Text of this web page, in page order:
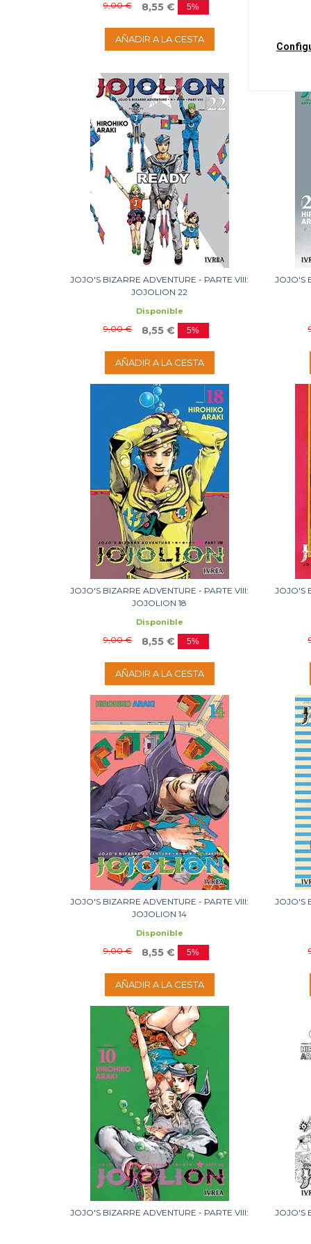
9,00 € 8,55 € 5%
AÑADIR A LA CESTA
JOJO'S BIZARRE ADVENTURE - PARTE VIII:
JOJOLION 22
Disponible
9,00 € 8,55 € 5%
AÑADIR A LA CESTA
JOJO'S
JOJO'S BIZARRE ADVENTURE - PARTE VIII:
JOJOLION 18
Disponible
9,00 € 8,55 € 5%
AÑADIR A LA CESTA
JOJO'S
JOJO'S BIZARRE ADVENTURE - PARTE VIII:
JOJOLION 14
Disponible
9,00 € 8,55 € 5%
AÑADIR A LA CESTA
JOJO'S
JOJO'S BIZARRE ADVENTURE - PARTE VIII:
JOJO'S